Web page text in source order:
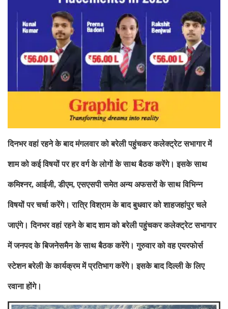
दिनभर वहां रहने के बाद मंगलवार को बरेली पहुंचकर कलेक्ट्रेट सभागार में
शाम को कई विषयों पर हर वर्ग के लोगों के साथ बैठक करेंगे। इसके साथ
कमिश्नर, आईजी,डीएम,एसएसपी समेत अन्य अफसरों के साथ विभिन्न
विषयों परचर्चा करेंगे। रात्रि विश्राम के बाद बुधवार को शाहजहांपुर चले
जाएंगे। दिनभर वहां रहने के बाद शाम को बरेली पहुंचकर कलेक्ट्रेट सभागार
में जनपदके बिजनेसमैन के साथ बैठक करेंगे। गुरुवार को वह एयरफाेर्स
स्टेशन बरेली केकार्यक्रम में प्रतिभाग करेंगे। इसके बाद दिल्ली के लिए
रवाना होंगे।